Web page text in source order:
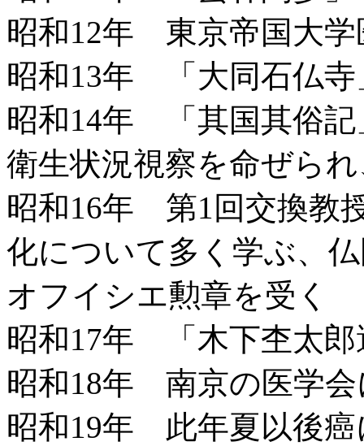
昭和12年 東京帝国大学
昭和13年 「大同石仏寺
昭和14年 「其国其俗記
衛生状況視察を命ぜら
昭和16年 第1回交換教
化について多く学ぶ、
オフイシエ勲章を受く
昭和17年 「木下杢太郎
昭和18年 南京の医学会
昭和19年 此年夏以後癌